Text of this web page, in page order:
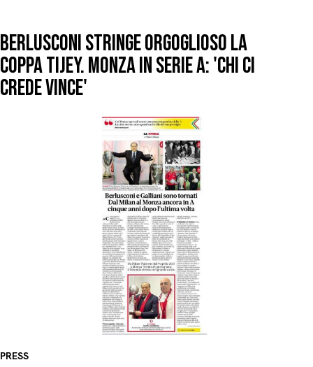
BERLUSCONI STRINGE ORGOGLIOSO LA
COPPA TIJEY. MONZA IN SERIE A: 'CHI CI
CREDE VINCE'
PRESS